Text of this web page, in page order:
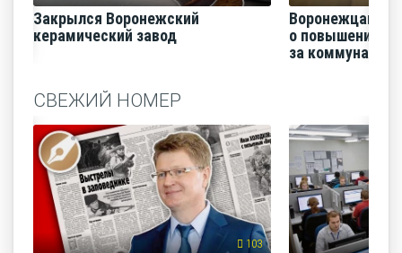
Закрылся Воронежский
керамический завод
Воронежцам
о повышении
за
СВЕЖИЙ НОМЕР
103